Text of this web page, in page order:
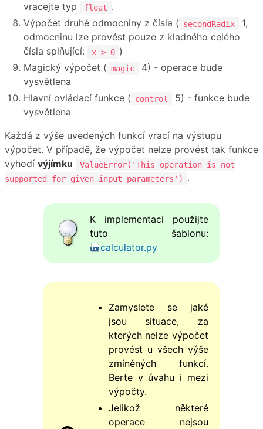
vracejte typ
float .
Výpočet druhé odmocniny z čísla ( secondRadix
1,
odmocninu lze provést pouze z kladného celého
čísla splňující:
x > 0 )
Magický výpočet ( magic
4) - operace bude
vysvětlena
Hlavní ovládací funkce ( control
5) - funkce bude
vysvětlena
Každá z výše uvedených funkcí vrací na výstupu
výpočet. V případě, že výpočet nelze provést tak funkce
vyhodí výjímku
ValueError('This operation is not
supported for given input parameters')
.
K implementaci použijte
tuto šablonu:
calculator.py
Zamyslete se jaké
jsou situace, za
kterých nelze výpočet
provést u všech výše
zmíněných funkcí.
Berte v úvahu i mezi
výpočty.
Jelikož některé
operace nejsou